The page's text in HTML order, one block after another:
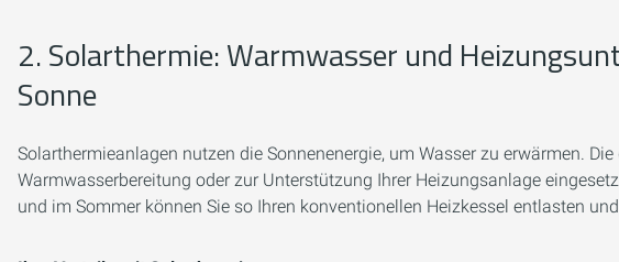
2. Solarthermie: Warmwasser und
Sonne
Solarthermieanlagen nutzen die Sonnenenergie, um Wasser zu erwärmen.
Warmwasserbereitung oder zur Unterstützung Ihrer Heizungsanlage
und im Sommer können Sie so Ihren konventionellen Heizkessel entlasten